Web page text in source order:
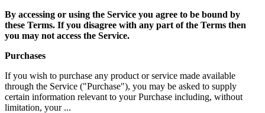
By accessing or using the Service you agree to be bound by
these Terms. If you disagree with any part of the Terms then
you may not access the Service.
Purchases
If you wish to purchase any product or service made available
through the Service ("Purchase"), you may be asked to supply
certain information relevant to your Purchase including, without
limitation, your ...